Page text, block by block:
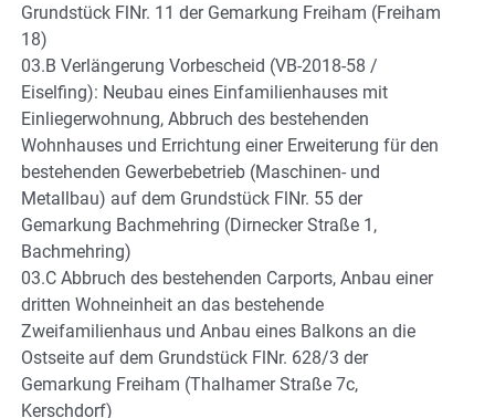
Grundstück FlNr. 11 der Gemarkung Freiham (Freiham
18)
03.B Verlängerung Vorbescheid (VB-2018-58 /
Eiselfing): Neubau eines Einfamilienhauses mit
Einliegerwohnung, Abbruch des bestehenden
Wohnhauses und Errichtung einer Erweiterung für den
bestehenden Gewerbebetrieb (Maschinen- und
Metallbau) auf dem Grundstück FlNr. 55 der
Gemarkung Bachmehring (Dirnecker Straße 1,
Bachmehring)
03.C Abbruch des bestehenden Carports, Anbau einer
dritten Wohneinheit an das bestehende
Zweifamilienhaus und Anbau eines Balkons an die
Ostseite auf dem Grundstück FlNr. 628/3 der
Gemarkung Freiham (Thalhamer Straße 7c,
Kerschdorf)